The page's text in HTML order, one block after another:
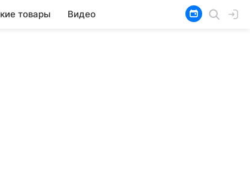
товары Видео